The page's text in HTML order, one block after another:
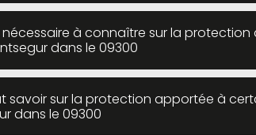
nécessaire à connaître sur la
dans le 09300
savoir sur la protection apportée à
dans le 09300